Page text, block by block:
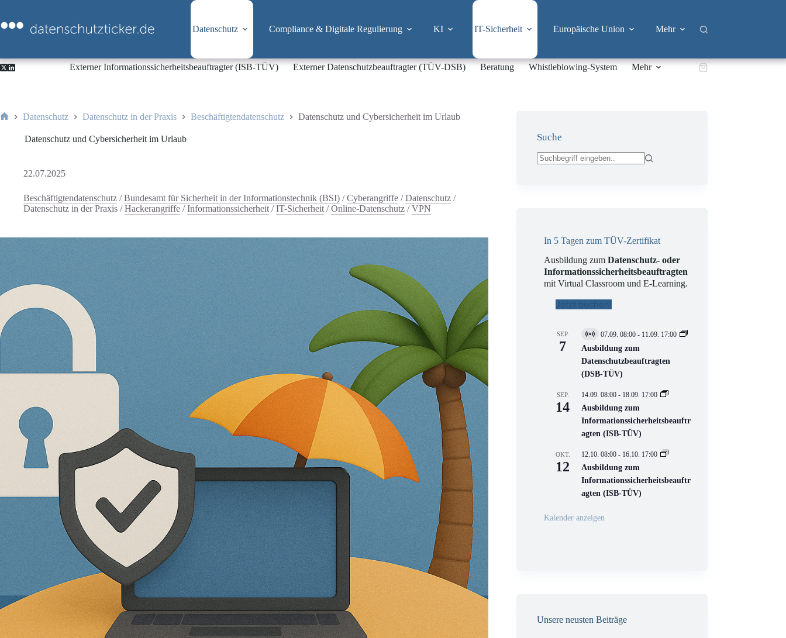
springen
Datenschutz Compliance & Digitale Regulierung KI IT-Sicherheit Europäische Union Mehr
Externer Informationssicherheitsbeauftragter (ISB-TÜV) Externer Datenschutzbeauftragter (TÜV-DSB) Beratung Whistleblowing-System Mehr Warenkorb
Datenschutz Datenschutz in der Praxis Beschäftigtendatenschutz Datenschutz und Cybersicherheit im Urlaub
Datenschutz und Cybersicherheit im Urlaub
22.07.2025
Beschäftigtendatenschutz /Bundesamt für Sicherheit in der Informationstechnik (BSI) /Cyberangriffe /Datenschutz /
Datenschutz in der Praxis /Hackerangriffe /Informationssicherheit /IT-Sicherheit /Online-Datenschutz /VPN
Suche
In 5 Tagen zum TÜV-Zertifikat
Ausbildung zumDatenschutz- oder
Informationssicherheitsbeauftragten
mit Virtual Classroom und E-Learning.
Jetzt buchen!
SEP.
7
V
i
t
u
l
V
e
r
n
s
t
a
t
n
07.09. 08:00 - 11.09. 17:00
Ausbildung zum
Datenschutzbeauftragten
(DSB-TÜV)
SEP.
14
14.09. 08:00 - 18.09. 17:00
Ausbildung zum
Informationssicherheitsbeauftr
agten (ISB-TÜV)
OKT.
12
12.10. 08:00 - 16.10. 17:00
Ausbildung zum
Informationssicherheitsbeauftr
agten (ISB-TÜV)
Kalender anzeigen
Unsere neusten Beiträge